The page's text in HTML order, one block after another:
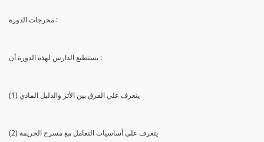
مخرجات الدورة :
يستطيع الدارس لهذه الدورة أن :
(1) يتعرف علي الفرق بين الأثر والدليل المادي
(2) يتعرف علي أساسيات التعامل مع مسرح الجريمة